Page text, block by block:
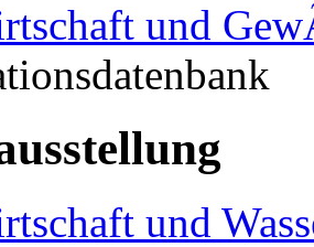
und
und